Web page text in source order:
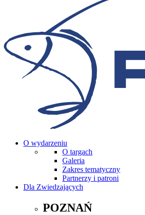
O wydarzeniu
O targach
Galeria
Zakres tematyczny
Partnerzy i patroni
Dla Zwiedzających
POZNAŃ